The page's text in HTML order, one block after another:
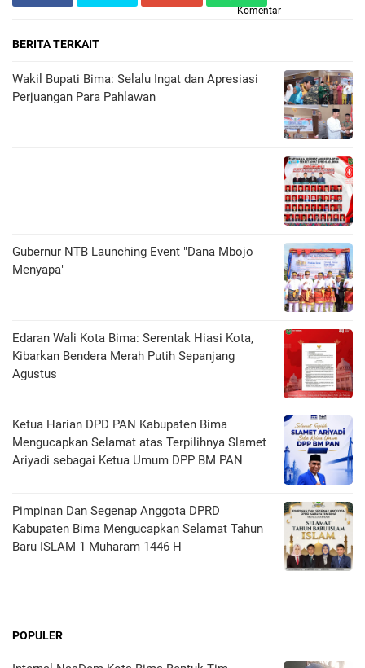
Komentar
BERITA TERKAIT
Wakil Bupati Bima: Selalu Ingat dan Apresiasi
Perjuangan Para Pahlawan
Gubernur NTB Launching Event "Dana Mbojo
Menyapa"
Edaran Wali Kota Bima: Serentak Hiasi Kota,
Kibarkan Bendera Merah Putih Sepanjang
Agustus
Ketua Harian DPD PAN Kabupaten Bima
Mengucapkan Selamat atas Terpilihnya Slamet
Ariyadi sebagai Ketua Umum DPP BM PAN
Pimpinan Dan Segenap Anggota DPRD
Kabupaten Bima Mengucapkan Selamat Tahun
Baru ISLAM 1 Muharam 1446 H
POPULER